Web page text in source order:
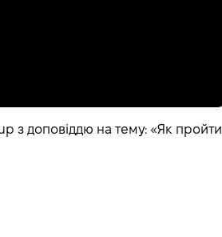
з доповіддю на тему: «Як пройти